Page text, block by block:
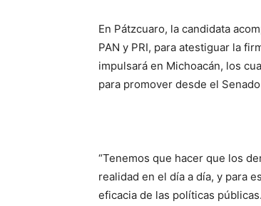
En Pátzcuaro, la candidata
PAN y PRI, para atestiguar la
impulsará en Michoacán, los
para promover desde el
“Tenemos que hacer que los
realidad en el día a día, y para
eficacia de las políticas